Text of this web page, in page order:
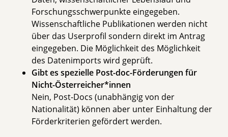
Forschungsschwerpunkte eingegeben.
Wissenschaftliche Publikationen werden nicht
über das Userprofil sondern direkt im Antrag
eingegeben. Die Möglichkeit des Möglichkeit
des Datenimports wird geprüft.
Gibt es spezielle Post-doc-Förderungen für
Nicht-Österreicher*innen
Nein, Post-Docs (unabhängig von der
Nationalität) können aber unter Einhaltung der
Förderkriterien gefördert werden.